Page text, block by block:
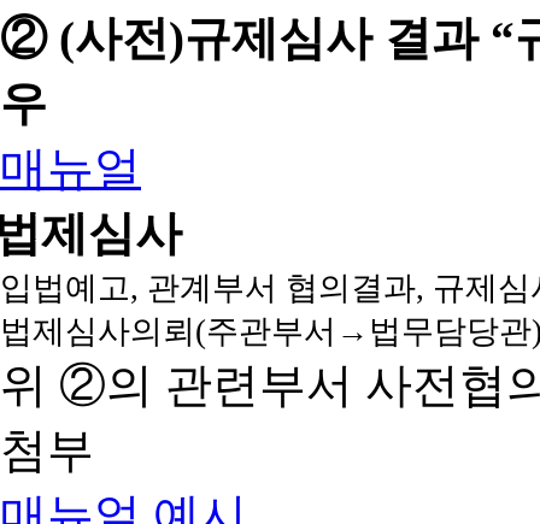
② (사전)규제심사 결과 “
우
매뉴얼
제심사
입법예고, 관계부서 협의결과, 규제
법제심사의뢰(주관부서→법무담당
위 ②의 관련부서 사전협
첨부